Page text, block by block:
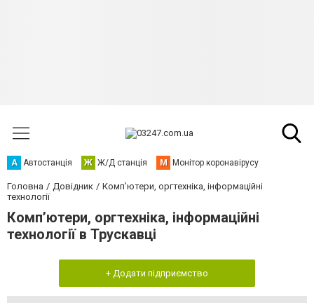
А Автостанція Ж Ж/Д станція М Монітор коронавірусу
Головна Довідник
Комп’ютери, оргтехніка, інформаційні
технології
Комп’ютери, оргтехніка, інформаційні
технології в Трускавці
+ Додати підприємство